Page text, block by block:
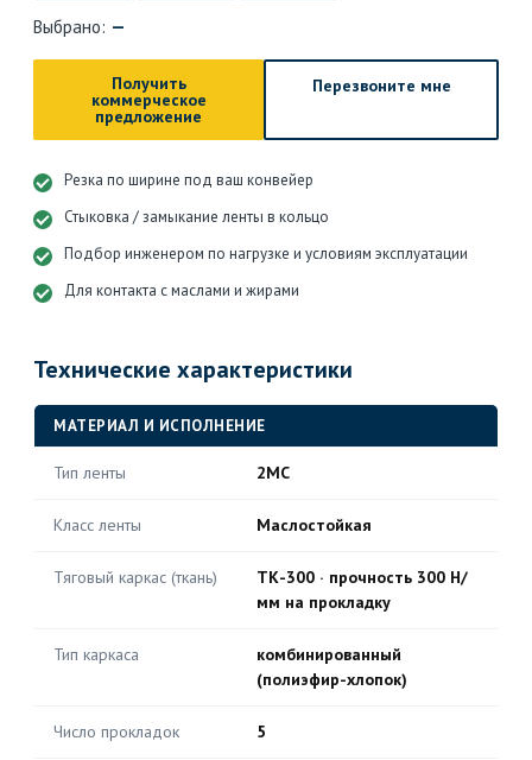
Выбрано: —
Получить
коммерческое
предложение
Перезвоните мне
Резка по ширине под ваш конвейер
Стыковка / замыкание ленты в кольцо
Подбор инженером по нагрузке и условиям эксплуатации
Для контакта с маслами и жирами
Технические характеристики
МАТЕРИАЛ И ИСПОЛНЕНИЕ
Тип ленты 2МС
Класс ленты Маслостойкая
Тяговый каркас (ткань)
ТК-300 · прочность 300 Н/
мм на прокладку
Тип каркаса
комбинированный
(полиэфир-хлопок)
Число прокладок 5